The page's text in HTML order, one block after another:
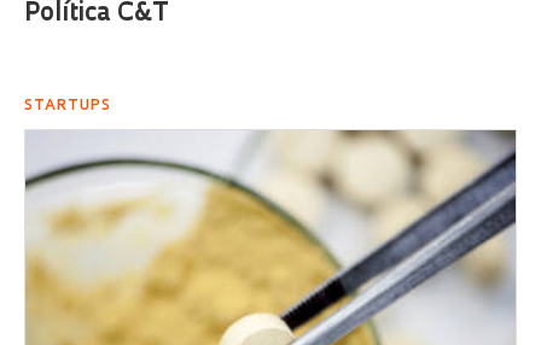
Política C&T
STARTUPS